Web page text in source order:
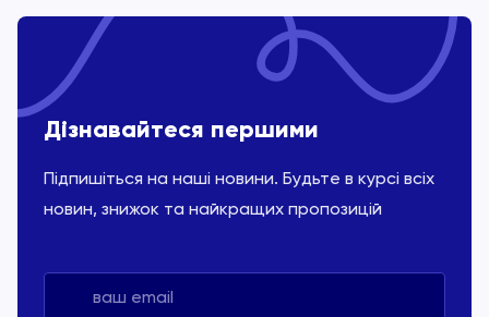
Дізнавайтеся першими
Підпишіться на наші новини. Будьте в курсі всіх
новин, знижок та найкращих пропозицій